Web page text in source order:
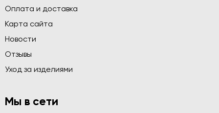
Оплата и доставка
Карта сайта
Новости
Отзывы
Уход за изделиями
Мы в сети